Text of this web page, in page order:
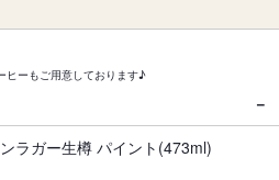
ヒーもご用意しております♪
－
ラガー生樽 パイント(473ml)